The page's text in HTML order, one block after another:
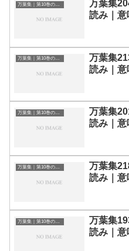
万葉集｜第10巻の和歌一覧
万葉集
読み｜意
万葉集｜第10巻の和歌一覧
万葉集
読み｜意
万葉集｜第10巻の和歌一覧
万葉集
読み｜意
万葉集｜第10巻の和歌一覧
万葉集
読み｜意
万葉集｜第10巻の和歌一覧
万葉集
読み｜意